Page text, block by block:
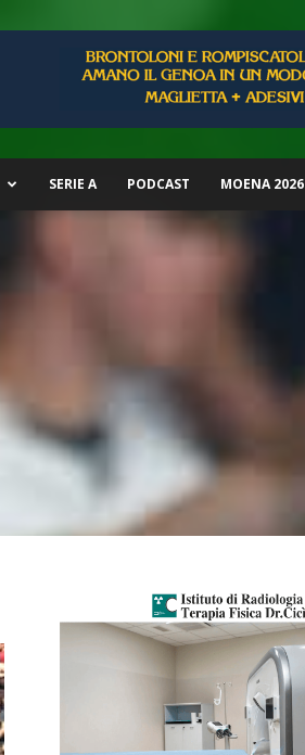
SERIE A PODCAST MOENA 2026